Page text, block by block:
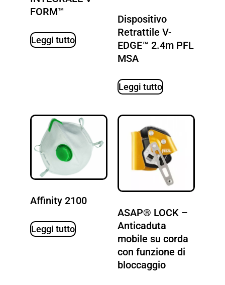
FORM™
Leggi tutto
Dispositivo
Retrattile V-
EDGE™ 2.4m PFL
MSA
Leggi tutto
Affinity 2100
Leggi tutto
ASAP® LOCK –
Anticaduta
mobile su corda
con funzione di
bloccaggio